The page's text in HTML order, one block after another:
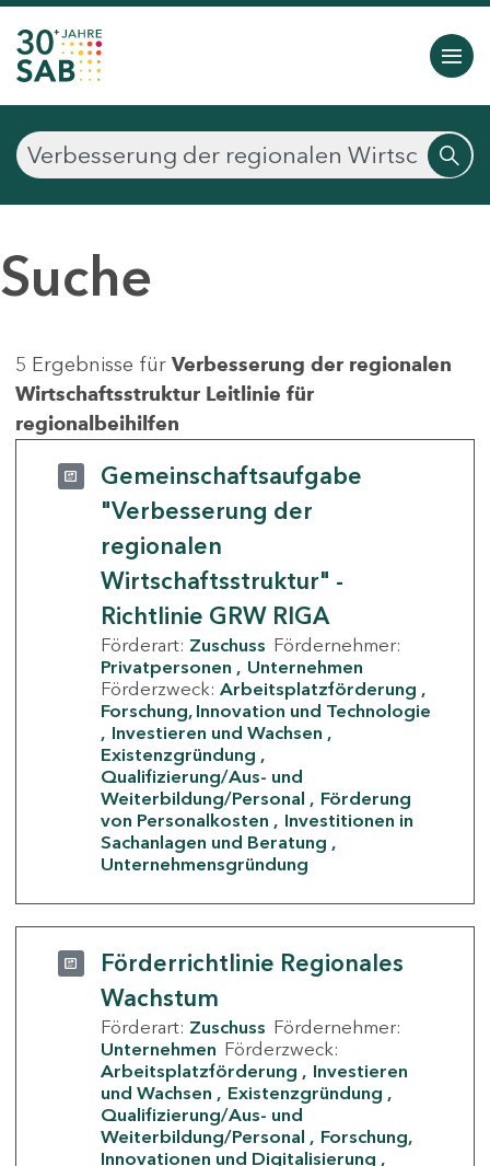
Suche
5 Ergebnisse für Verbesserung der regionalen
Wirtschaftsstruktur Leitlinie für
regionalbeihilfen
Gemeinschaftsaufgabe
"Verbesserung der
regionalen
Wirtschaftsstruktur" -
Richtlinie GRW RIGA
Förderart: Zuschuss Fördernehmer:
Privatpersonen
Unternehmen
Förderzweck: Arbeitsplatzförderung
Forschung, Innovation und Technologie
Investieren und Wachsen
Existenzgründung
Qualifizierung/Aus- und
Weiterbildung/Personal
Förderung
von Personalkosten
Investitionen in
Sachanlagen und Beratung
Unternehmensgründung
Förderrichtlinie Regionales
Wachstum
Förderart: Zuschuss Fördernehmer:
Unternehmen Förderzweck:
Arbeitsplatzförderung
Investieren
und Wachsen
Existenzgründung
Qualifizierung/Aus- und
Weiterbildung/Personal
Forschung,
Innovationen und Digitalisierung